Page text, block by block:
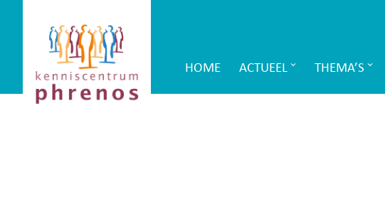
Phrenos
website
Main
HOME ACTUEEL THEMA’S